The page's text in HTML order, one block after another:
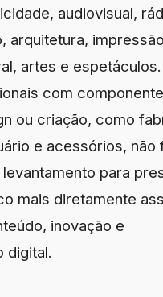
audiovisual,
arquitetura,
artes e
com
ou criação, como
e acessórios, não
para
mais diretamente
inovação e
digital.